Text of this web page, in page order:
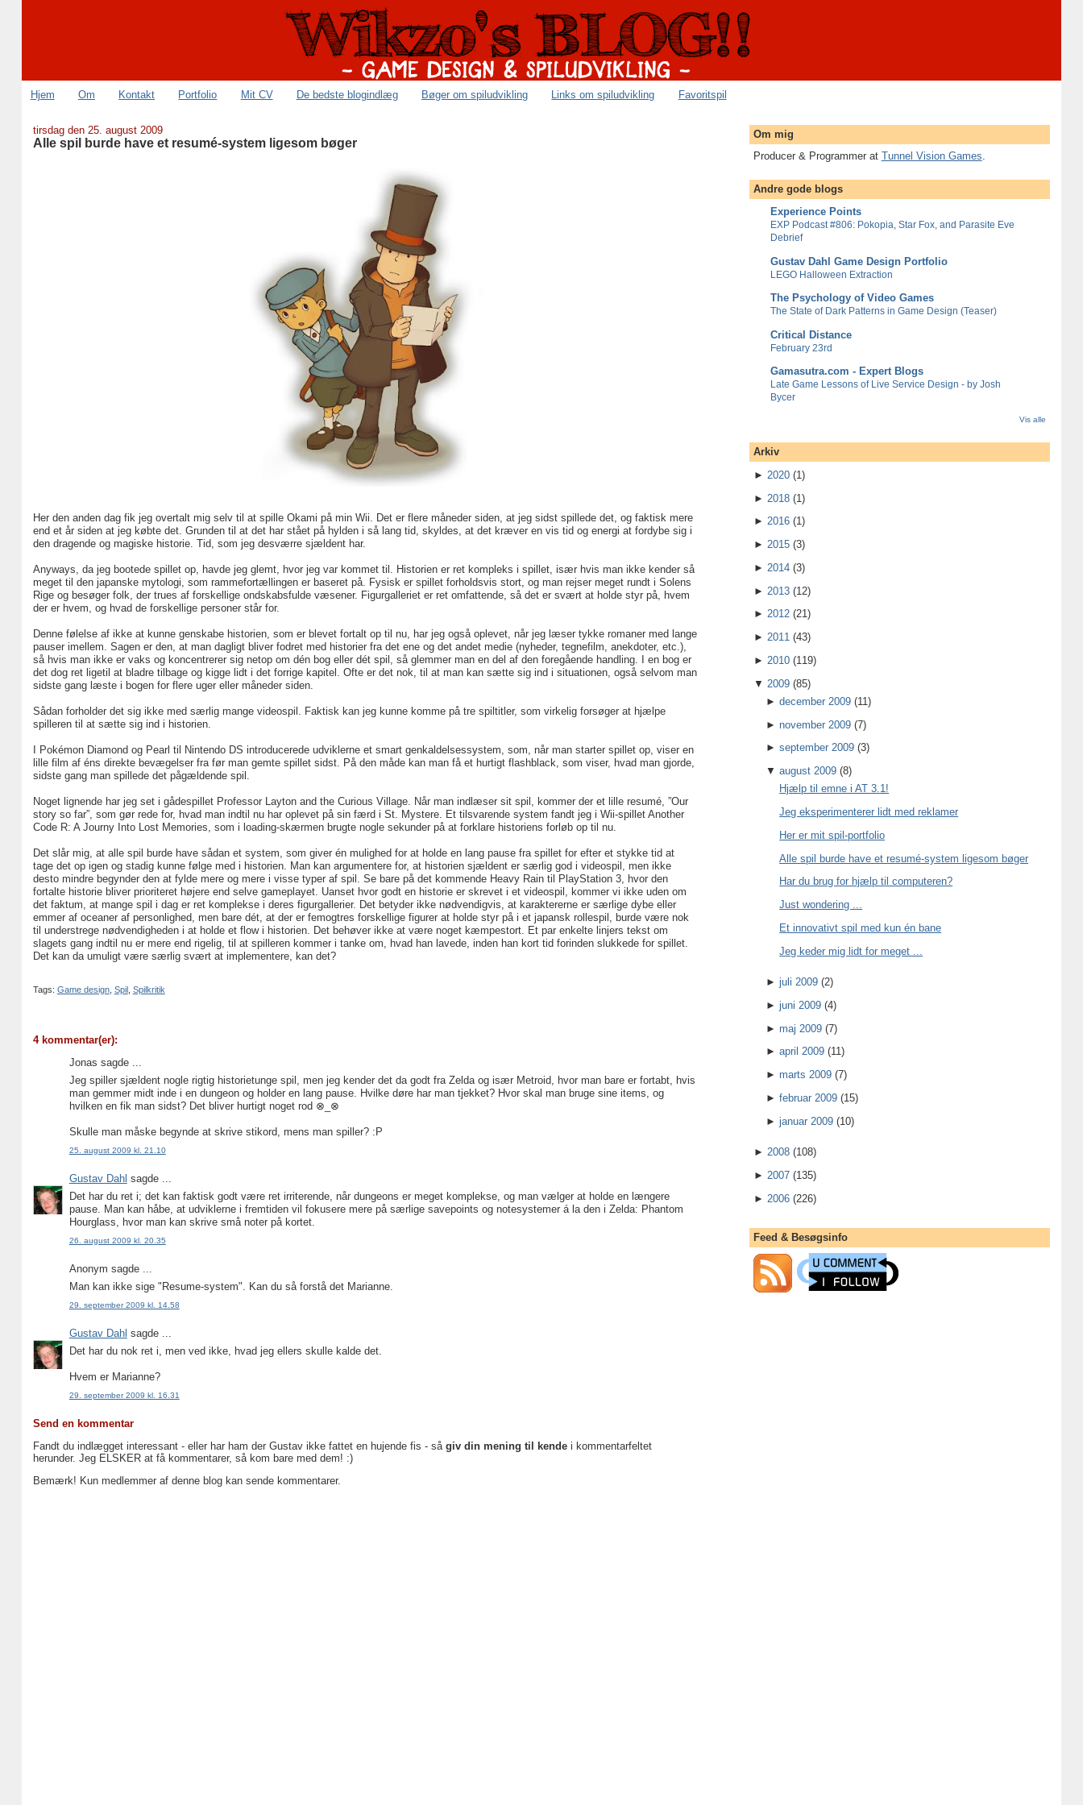
Hjem Om Kontakt Portfolio Mit CV De bedste blogindlæg Bøger om spiludvikling Links om spiludvikling Favoritspil
tirsdag den 25. august 2009
Alle spil burde have et resumé-system ligesom bøger
Her den anden dag fik jeg overtalt mig selv til at spille Okami på min Wii. Det er flere måneder siden, at jeg sidst spillede det, og faktisk mere
end et år siden at jeg købte det. Grunden til at det har stået på hylden i så lang tid, skyldes, at det kræver en vis tid og energi at fordybe sig i
den dragende og magiske historie. Tid, som jeg desværre sjældent har.
Anyways, da jeg bootede spillet op, havde jeg glemt, hvor jeg var kommet til. Historien er ret kompleks i spillet, især hvis man ikke kender så
meget til den japanske mytologi, som rammefortællingen er baseret på. Fysisk er spillet forholdsvis stort, og man rejser meget rundt i Solens
Rige og besøger folk, der trues af forskellige ondskabsfulde væsener. Figurgalleriet er ret omfattende, så det er svært at holde styr på, hvem
der er hvem, og hvad de forskellige personer står for.
Denne følelse af ikke at kunne genskabe historien, som er blevet fortalt op til nu, har jeg også oplevet, når jeg læser tykke romaner med lange
pauser imellem. Sagen er den, at man dagligt bliver fodret med historier fra det ene og det andet medie (nyheder, tegnefilm, anekdoter, etc.),
så hvis man ikke er vaks og koncentrerer sig netop om dén bog eller dét spil, så glemmer man en del af den foregående handling. I en bog er
det dog ret ligetil at bladre tilbage og kigge lidt i det forrige kapitel. Ofte er det nok, til at man kan sætte sig ind i situationen, også selvom man
sidste gang læste i bogen for flere uger eller måneder siden.
Sådan forholder det sig ikke med særlig mange videospil. Faktisk kan jeg kunne komme på tre spiltitler, som virkelig forsøger at hjælpe
spilleren til at sætte sig ind i historien.
I Pokémon Diamond og Pearl til Nintendo DS introducerede udviklerne et smart genkaldelsessystem, som, når man starter spillet op, viser en
lille film af éns direkte bevægelser fra før man gemte spillet sidst. På den måde kan man få et hurtigt flashblack, som viser, hvad man gjorde,
sidste gang man spillede det pågældende spil.
Noget lignende har jeg set i gådespillet Professor Layton and the Curious Village. Når man indlæser sit spil, kommer der et lille resumé, ”Our
story so far”, som gør rede for, hvad man indtil nu har oplevet på sin færd i St. Mystere. Et tilsvarende system fandt jeg i Wii-spillet Another
Code R: A Journy Into Lost Memories, som i loading-skærmen brugte nogle sekunder på at forklare historiens forløb op til nu.
Det slår mig, at alle spil burde have sådan et system, som giver én mulighed for at holde en lang pause fra spillet for efter et stykke tid at
tage det op igen og stadig kunne følge med i historien. Man kan argumentere for, at historien sjældent er særlig god i videospil, men ikke
desto mindre begynder den at fylde mere og mere i visse typer af spil. Se bare på det kommende Heavy Rain til PlayStation 3, hvor den
fortalte historie bliver prioriteret højere end selve gameplayet. Uanset hvor godt en historie er skrevet i et videospil, kommer vi ikke uden om
det faktum, at mange spil i dag er ret komplekse i deres figurgallerier. Det betyder ikke nødvendigvis, at karaktererne er særlige dybe eller
emmer af oceaner af personlighed, men bare dét, at der er femogtres forskellige figurer at holde styr på i et japansk rollespil, burde være nok
til understrege nødvendigheden i at holde et flow i historien. Det behøver ikke at være noget kæmpestort. Et par enkelte linjers tekst om
slagets gang indtil nu er mere end rigelig, til at spilleren kommer i tanke om, hvad han lavede, inden han kort tid forinden slukkede for spillet.
Det kan da umuligt være særlig svært at implementere, kan det?
Tags: Game design, Spil , Spilkritik
4 kommentar(er):
Jonas sagde ...
Jeg spiller sjældent nogle rigtig historietunge spil, men jeg kender det da godt fra Zelda og især Metroid, hvor man bare er fortabt, hvis
man gemmer midt inde i en dungeon og holder en lang pause. Hvilke døre har man tjekket? Hvor skal man bruge sine items, og
hvilken en fik man sidst? Det bliver hurtigt noget rod ⊗_⊗
Skulle man måske begynde at skrive stikord, mens man spiller? :P
25. august 2009 kl. 21.10
Gustav Dahl sagde ...
Det har du ret i; det kan faktisk godt være ret irriterende, når dungeons er meget komplekse, og man vælger at holde en længere
pause. Man kan håbe, at udviklerne i fremtiden vil fokusere mere på særlige savepoints og notesystemer á la den i Zelda: Phantom
Hourglass, hvor man kan skrive små noter på kortet.
26. august 2009 kl. 20.35
Anonym sagde ...
Man kan ikke sige "Resume-system". Kan du så forstå det Marianne.
29. september 2009 kl. 14.58
Gustav Dahl sagde ...
Det har du nok ret i, men ved ikke, hvad jeg ellers skulle kalde det.
Hvem er Marianne?
29. september 2009 kl. 16.31
Send en kommentar
Fandt du indlægget interessant - eller har ham der Gustav ikke fattet en hujende fis - så giv din mening til kendei kommentarfeltet
herunder. Jeg ELSKER at få kommentarer, så kom bare med dem! :)
Bemærk! Kun medlemmer af denne blog kan sende kommentarer.
Om mig
Producer & Programmer at Tunnel Vision Games
Andre gode blogs
Experience Points
EXP Podcast #806: Pokopia, Star Fox, and Parasite Eve
Debrief
Gustav Dahl Game Design Portfolio
LEGO Halloween Extraction
The Psychology of Video Games
The State of Dark Patterns in Game Design (Teaser)
Critical Distance
February 23rd
Gamasutra.com - Expert Blogs
Late Game Lessons of Live Service Design - by Josh
Bycer
Vis alle
Arkiv
► 2020 (1)
► 2018 (1)
► 2016 (1)
► 2015 (3)
► 2014 (3)
► 2013 (12)
► 2012 (21)
► 2011 (43)
► 2010 (119)
▼ 2009 (85)
►december 2009 (11)
►november 2009 (7)
►september 2009 (3)
▼august 2009 (8)
Hjælp til emne i AT 3.1!
Jeg eksperimenterer lidt med reklamer
Her er mit spil-portfolio
Alle spil burde have et resumé-system ligesom bøger
Har du brug for hjælp til computeren?
Just wondering ...
Et innovativt spil med kun én bane
Jeg keder mig lidt for meget ...
►juli 2009 (2)
►juni 2009 (4)
►maj 2009 (7)
►april 2009 (11)
►marts 2009 (7)
►februar 2009 (15)
►januar 2009 (10)
► 2008 (108)
► 2007 (135)
► 2006 (226)
Feed & Besøgsinfo